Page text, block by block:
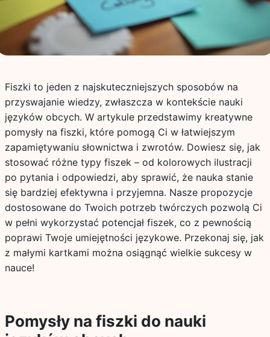
Fiszki to jeden z najskuteczniejszych sposobów na
przyswajanie wiedzy, zwłaszcza w kontekście nauki
języków obcych. W artykule przedstawimy kreatywne
pomysły na fiszki, które pomogą Ci w łatwiejszym
zapamiętywaniu słownictwa i zwrotów. Dowiesz się, jak
stosować różne typy fiszek – od kolorowych ilustracji
po pytania i odpowiedzi, aby sprawić, że nauka stanie
się bardziej efektywna i przyjemna. Nasze propozycje
dostosowane do Twoich potrzeb twórczych pozwolą Ci
w pełni wykorzystać potencjał fiszek, co z pewnością
poprawi Twoje umiejętności językowe. Przekonaj się, jak
z małymi kartkami można osiągnąć wielkie sukcesy w
nauce!
Pomysły na fiszki do nauki